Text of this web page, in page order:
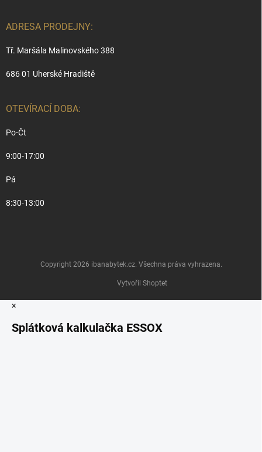
ADRESA PRODEJNY:
Tř. Maršála Malinovského 388
686 01 Uherské Hradiště
OTEVÍRACÍ DOBA:
Po-Čt
9:00-17:00
Pá
8:30-13:00
Vytvořil Shoptet
Copyright 2026 ibanabytek.cz. Všechna práva vyhrazena.
×
Splátková kalkulačka ESSOX